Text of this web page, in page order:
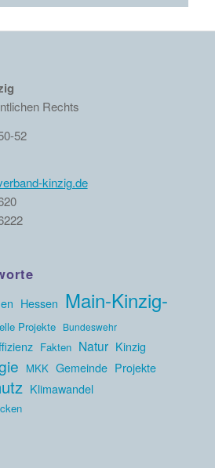
Rechts
52
kinzig.de
Hessen Main-Kinzig-
Projekte Bundeswehr
Fakten Natur Kinzig
MKK Gemeinde Projekte
Klimawandel